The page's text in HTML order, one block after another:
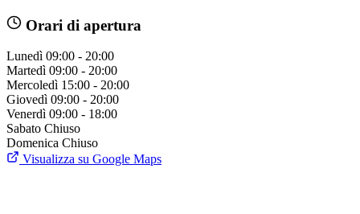
Orari di apertura
Lunedì 09:00 - 20:00
Martedì 09:00 - 20:00
Mercoledì 15:00 - 20:00
Giovedì 09:00 - 20:00
Venerdì 09:00 - 18:00
Sabato Chiuso
Domenica Chiuso
Visualizza su Google Maps